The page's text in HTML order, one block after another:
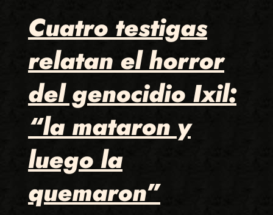
Cuatro testigas
relatan el horror
del genocidio Ixil:
“la mataron y
luego la
quemaron”